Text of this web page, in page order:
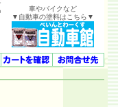
車やバイクなど
▼自動車の塗料はこちら▼